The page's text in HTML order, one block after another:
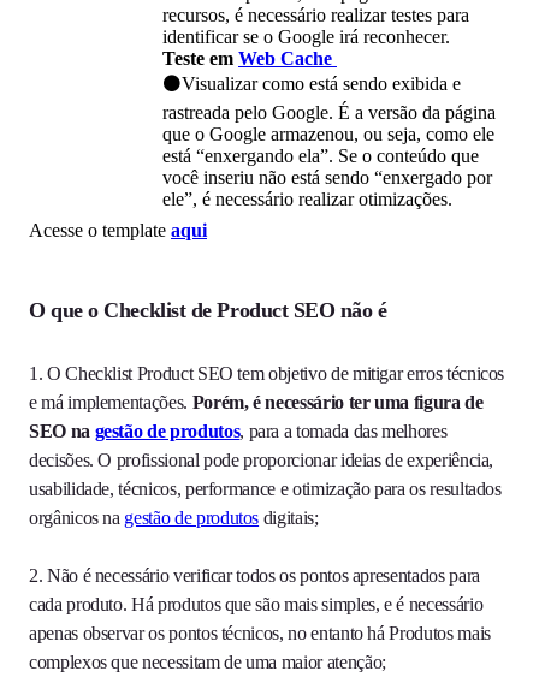
recursos, é necessário realizar testes para
identificar se o Google irá reconhecer.
Teste em Web Cache
⚫Visualizar como está sendo exibida e
rastreada pelo Google. É a versão da página
que o Google armazenou, ou seja, como ele
está “enxergando ela”. Se o conteúdo que
você inseriu não está sendo “enxergado por
ele”, é necessário realizar otimizações.
Acesse o template aqui
O que o Checklist de Product SEO nãoé
1. O Checklist Product SEO tem objetivo de mitigar erros técnicos
e má implementações. Porém, é necessário ter uma figura de
SEO na gestão de produtos, para a tomada das melhores
decisões. O profissional pode proporcionar ideias de experiência,
usabilidade, técnicos, performance e otimização para os resultados
orgânicos na gestão de produtos digitais;
2. Não é necessário verificar todos os pontos apresentados para
cada produto. Há produtos que são mais simples, e é necessário
apenas observar os pontos técnicos, no entanto há Produtos mais
complexos que necessitam de uma maior atenção;